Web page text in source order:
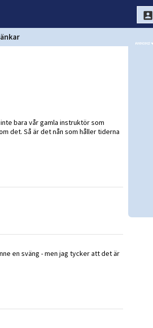
bara vår gamla instruktör som
det. Så är det nån som håller tiderna
en sväng - men jag tycker att det är